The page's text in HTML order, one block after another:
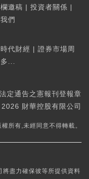
邀稿 | 投資者關係 |
們
時代財經 | 證券市場周
...
定通告之憲報刊登報章
財華控股有限公司
所有,未經同意不得轉載。
將盡力確保彼等所提供資料